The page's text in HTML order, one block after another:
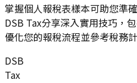
掌握個人報稅表樣本可助您準
DSB Tax分享深入實用技巧，
優化您的報稅流程並參考稅務
DSB
Tax